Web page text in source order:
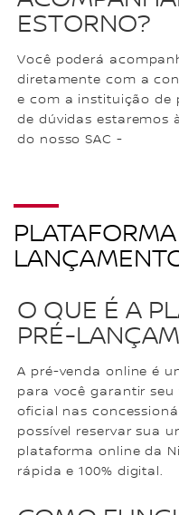
ESTORNO?
Você poderá
diretamente com a
e com a instituição de
de dúvidas estaremos
do nosso SAC -
O QUE É A
PRÉ-
A pré-venda online é
para você garantir
oficial nas
possível reservar sua
plataforma online da
rápida e 100% digital.